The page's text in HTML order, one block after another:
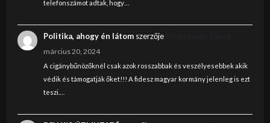
telefonszámot adtak, hogy…
Politika, ahogy én látomszerzője
március 20, 2024
A cigánybűnözőknél csak azok rosszabbak és veszélyesebbek akik
védik és támogatják őket!!! A fidesz magyar kormány jelenleg is ezt
teszi.…